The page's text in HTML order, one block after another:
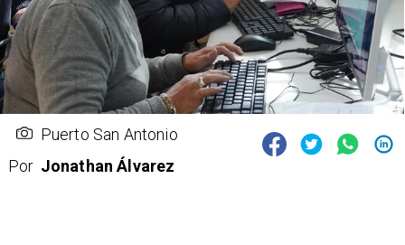
Puerto San Antonio
Por Jonathan Álvarez